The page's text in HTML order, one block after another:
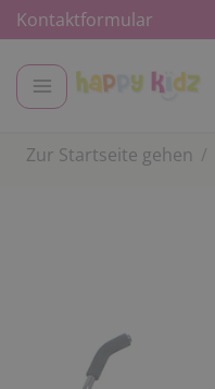
Kontaktformular
Zur Startseite gehen